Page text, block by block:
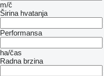
m/č
Širina hvatanja
Performansa
ha/čas
Radna brzina